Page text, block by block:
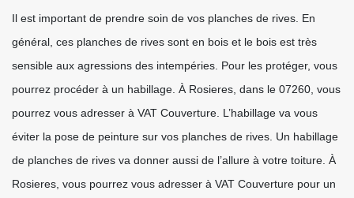
Il est important de prendre soin de vos planches de rives. En
général, ces planches de rives sont en bois et le bois est très
sensible aux agressions des intempéries. Pour les protéger, vous
pourrez procéder à un habillage. À Rosieres, dans le 07260, vous
pourrez vous adresser à VAT Couverture. L’habillage va vous
éviter la pose de peinture sur vos planches de rives. Un habillage
de planches de rives va donner aussi de l’allure à votre toiture. À
Rosieres, vous pourrez vous adresser à VAT Couverture pour un